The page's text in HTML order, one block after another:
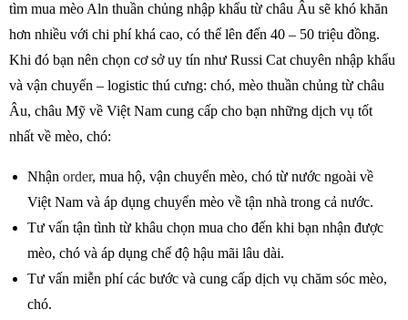
tìm mua mèo Aln thuần chủng nhập khẩu từ châu Âu sẽ khó khăn
hơn nhiều với chi phí khá cao, có thể lên đến 40 – 50 triệu đồng.
Khi đó bạn nên chọn cơ sở uy tín như Russi Cat chuyên nhập khẩu
và vận chuyển – logistic thú cưng: chó, mèo thuần chủng từ châu
Âu, châu Mỹ về Việt Nam cung cấp cho bạn những dịch vụ tốt
nhất về mèo, chó:
Nhận order, mua hộ, vận chuyển mèo, chó từ nước ngoài về
Việt Nam và áp dụng chuyển mèo về tận nhà trong cả nước.
Tư vấn tận tình từ khâu chọn mua cho đến khi bạn nhận được
mèo, chó và áp dụng chế độ hậu mãi lâu dài.
Tư vấn miễn phí các bước và cung cấp dịch vụ chăm sóc mèo,
chó.